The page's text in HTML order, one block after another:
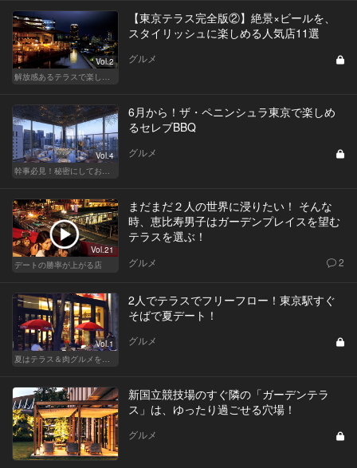
Vol.2
【東京テラス完全版②】絶景×ビールを、
スタイリッシュに楽しめる人気店11選
グルメ
Vol.4
6月から！ザ・ペニンシュラ東京で楽しめ
るセレブBBQ
グルメ
Vol.21
デートの勝率が上がる店
まだまだ２人の世界に浸りたい！ そんな
時、恵比寿男子はガーデンプレイスを望む
テラスを選ぶ！
グルメ 2
Vol.1
2人でテラスでフリーフロー！東京駅すぐ
そばで夏デート！
グルメ
新国立競技場のすぐ隣の「ガーデンテラ
ス」は、ゆったり過ごせる穴場！
グルメ